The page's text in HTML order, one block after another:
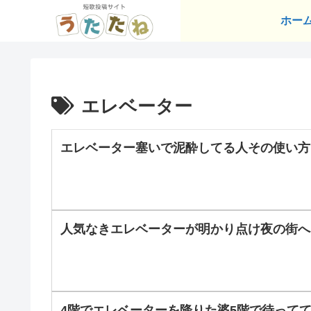
ホー
エレベーター
エレベーター塞いで泥酔してる人その使い
人気なきエレベーターが明かり点け夜の街